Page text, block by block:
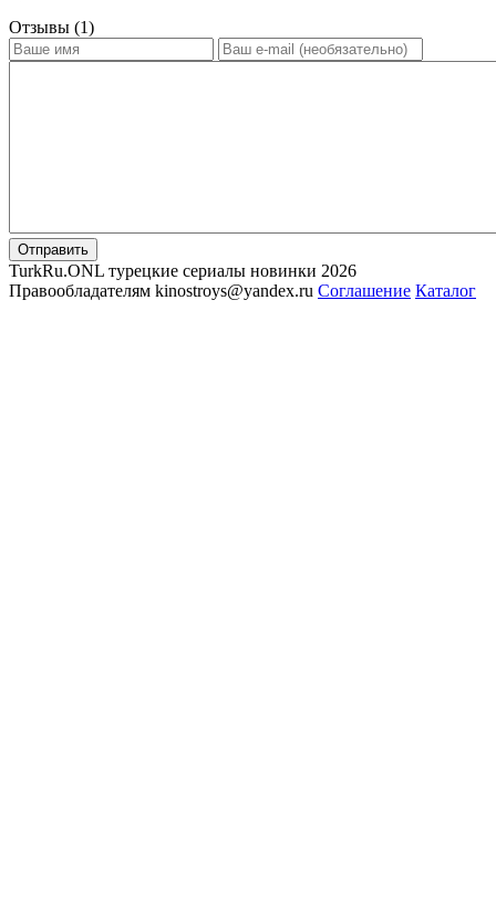
Отзывы (1)
Отправить
TurkRu.ONL турецкие сериалы новинки 2026
Правообладателям kinostroys@yandex.ru Соглашение Каталог